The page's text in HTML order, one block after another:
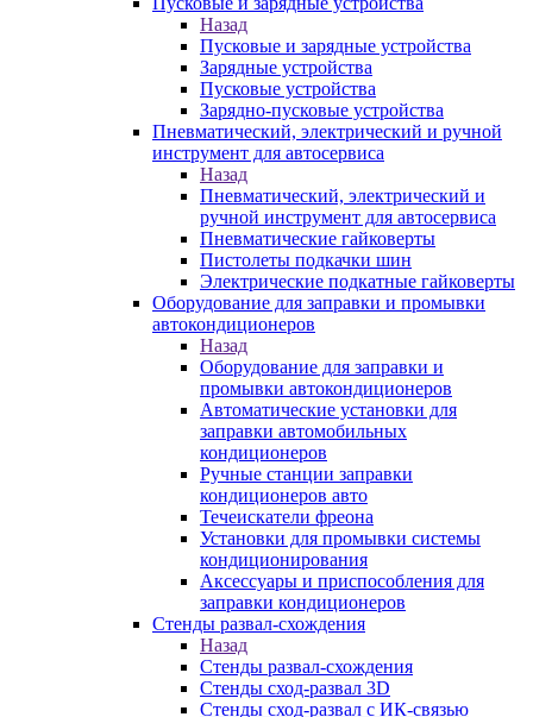
Назад
Пусковые и зарядные устройства
Зарядные устройства
Пусковые устройства
Зарядно-пусковые устройства
Пневматический, электрический и ручной
инструмент для автосервиса
Назад
Пневматический, электрический и
ручной инструмент для автосервиса
Пневматические гайковерты
Пистолеты подкачки шин
Электрические подкатные гайковерты
Оборудование для заправки и промывки
автокондиционеров
Назад
Оборудование для заправки и
промывки автокондиционеров
Автоматические установки для
заправки автомобильных
кондиционеров
Ручные станции заправки
кондиционеров авто
Течеискатели фреона
Установки для промывки системы
кондиционирования
Аксессуары и приспособления для
заправки кондиционеров
Стенды развал-схождения
Назад
Стенды развал-схождения
Стенды сход-развал 3D
Стенды сход-развал с ИК-связью